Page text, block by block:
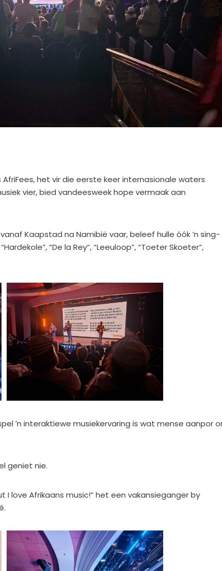
het vir die eerste keer internasionale waters
vier, bied vandeesweek hope vermaak aan
Kaapstad na Namibië vaar, beleef hulle óók ’n sing-
“De la Rey”, “Leeuloop”, “Toeter Skoeter”,
’n interaktiewe musiekervaring is wat mense aanpor
geniet nie.
I love Afrikaans music!” het een vakansieganger by